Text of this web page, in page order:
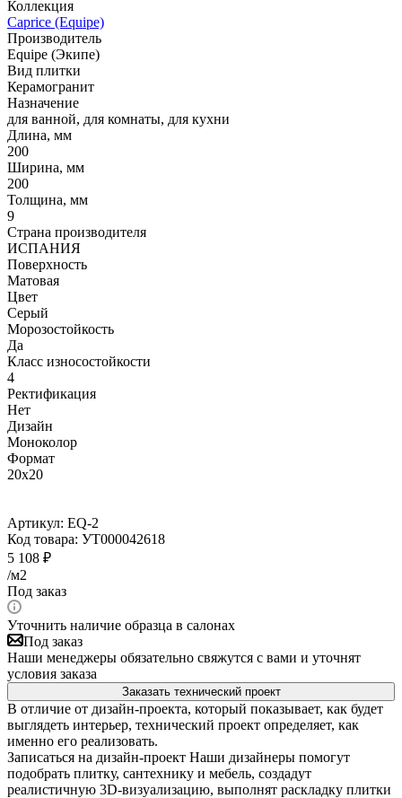
Коллекция
Caprice (Equipe)
Производитель
Equipe (Экипе)
Вид плитки
Керамогранит
Назначение
для ванной, для комнаты, для кухни
Длина, мм
200
Ширина, мм
200
Толщина, мм
9
Страна производителя
ИСПАНИЯ
Поверхность
Матовая
Цвет
Серый
Морозостойкость
Да
Класс износостойкости
4
Ректификация
Нет
Дизайн
Моноколор
Формат
20x20
Артикул: EQ-2
Код товара: УТ000042618
5 108 ₽
/м2
Под заказ
Уточнить наличие образца в салонах
Под заказ
Наши менеджеры обязательно свяжутся с вами и уточнят
условия заказа
Заказать технический проект
В отличие от дизайн-проекта, который показывает, как будет
выглядеть интерьер, технический проект определяет, как
именно его реализовать.
Записаться на дизайн-проект Наши дизайнеры помогут
подобрать плитку, сантехнику и мебель, создадут
реалистичную 3D-визуализацию, выполнят раскладку плитки